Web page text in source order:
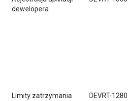
dewelopera
Limity zatrzymania
DEVRT-1280